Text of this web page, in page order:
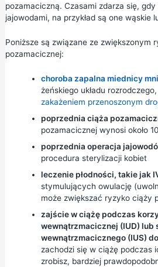
pozamaciczną. Czasami zdarza się,
jajowodami, na przykład są one wąskie
Poniższe są związane ze zwiększonym
pozamacicznej:
choroba zapalna miednicy
żeńskiego układu
zakażeniem przenoszonym
poprzednia ciąża
pozamacicznej wynosi około
poprzednia operacja
procedura sterylizacji kobiet
leczenie płodności, takie jak
stymulujących owulację
może zwiększać ryzyko ciąży
zajście w ciążę podczas
wewnątrzmacicznej (IUD) lub
wewnątrzmacicznego (IUS)
zachodzi się w ciążę podczas
zrobisz, bardziej